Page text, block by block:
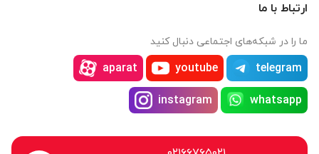
ارتباط با ما
ما را در شبکه‌های اجتماعی دنبال کنید
telegram
youtube
aparat
whatsapp
instagram